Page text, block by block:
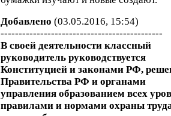
Добавлено (03.05.2016, 15:54)
---------------------------------------------
В своей деятельности классный
руководитель руководствуется
Конституцией и законами РФ,
Правительства РФ и органами
управления образованием всех
правилами и нормами охраны